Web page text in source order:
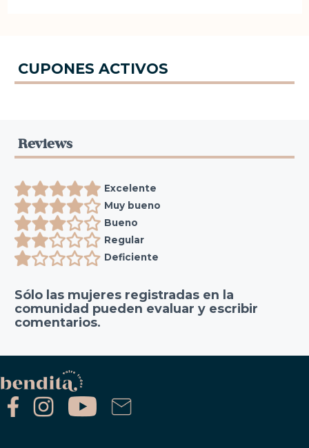
Reviews
Excelente
Muy bueno
Bueno
Regular
Deficiente
Sólo las mujeres registradas en la
comunidad pueden evaluar y escribir
comentarios.
CUPONES ACTIVOS